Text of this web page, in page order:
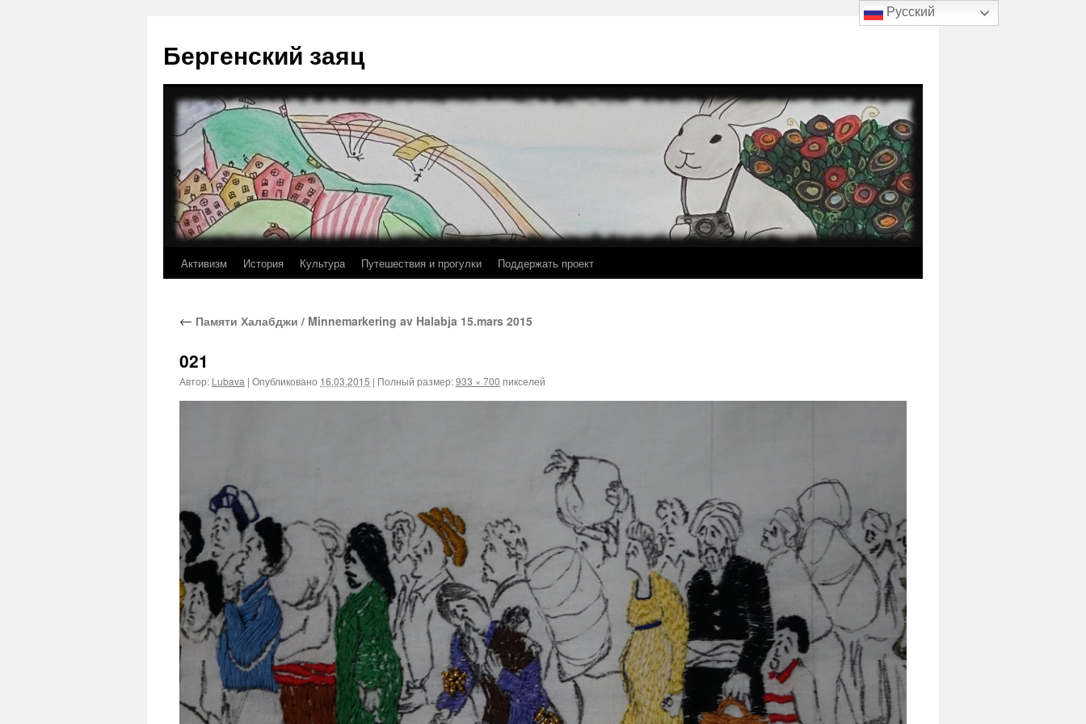
содержимому
Бергенский заяц
Активизм История Культура Путешествия и прогулки Поддержать проект
← Памяти Халабджи / Minnemarkering av Halabja 15.mars 2015
021
Автор: Lubava | Опубликовано 16.03.2015 | Полный размер:933 × 700 пикселей
Русский